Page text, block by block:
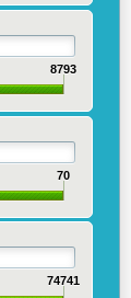
8793
70
74741